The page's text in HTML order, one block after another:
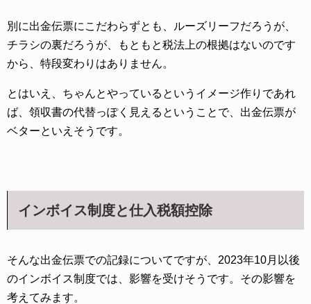
別に出金伝票にこだわらずとも、ルーズリーフだろうが、
チラシの裏だろうが、もともと税法上の根拠はないのです
から、特段変わりはありません。
とはいえ、ちゃんとやっているというイメージ作りであれ
ば、領収書の代替っぽく見えるということで、出金伝票が
ベターといえそうです。
インボイス制度と仕入税額控除
そんな出金伝票での記録についてですが、2023年10月以後
のインボイス制度では、影響を受けそうです。その影響を
考えてみます。